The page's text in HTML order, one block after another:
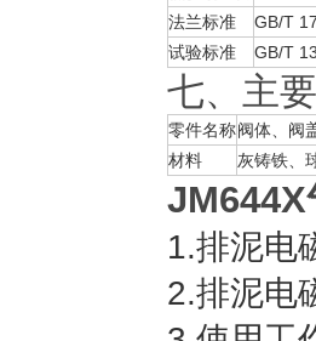
法兰标准
GB/T
试验标准
GB/T
七、主
零件名称阀体、阀
材料
灰铸铁、
JM644X
1.排泥电
2.排泥电